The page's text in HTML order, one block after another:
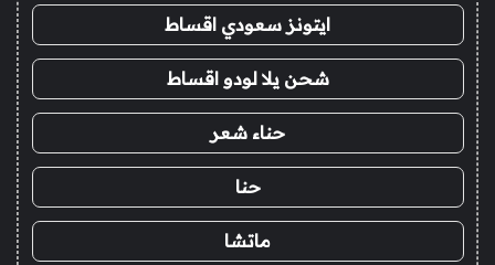
ايتونز سعودي اقساط
شحن يلا لودو اقساط
حناء شعر
حنا
ماتشا